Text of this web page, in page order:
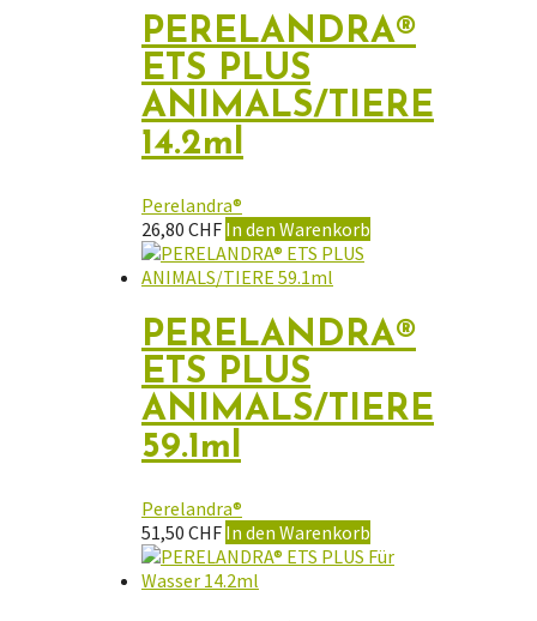
PERELANDRA®
ETS PLUS
ANIMALS/TIERE
14.2ml
Perelandra®
26,80 CHF In den Warenkorb
PERELANDRA®
ETS PLUS
ANIMALS/TIERE
59.1ml
Perelandra®
51,50 CHF In den Warenkorb